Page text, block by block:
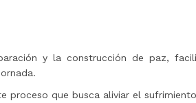
y la construcción de paz,
que busca aliviar el